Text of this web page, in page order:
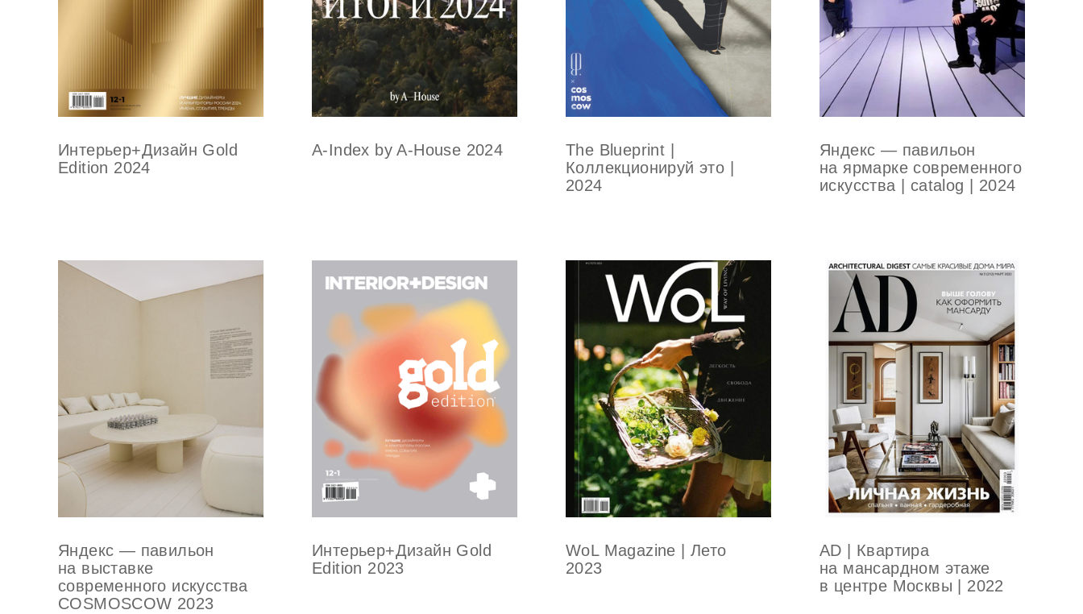
Интерьер+Дизайн Gold
Edition 2024
A-Index by A-House 2024
The Blueprint |
Коллекционируй это |
2024
Яндекс — павильон
на ярмарке современного
искусства | catalog | 2024
Яндекс — павильон
на выставке
современного искусства
COSMOSCOW 2023
Интерьер+Дизайн Gold
Edition 2023
WoL Magazine | Лето
2023
AD | Квартира
на мансардном этаже
в центре Москвы | 2022